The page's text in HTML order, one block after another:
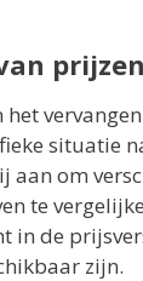
het
situatie
aan om
te
in de
zijn.